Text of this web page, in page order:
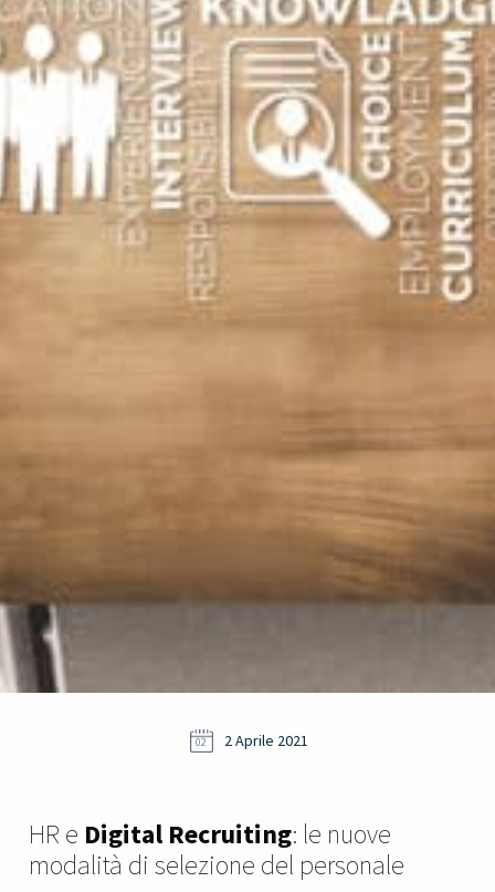
02 2 Aprile 2021
HR e Digital Recruiting: le nuove
modalità di selezione del personale